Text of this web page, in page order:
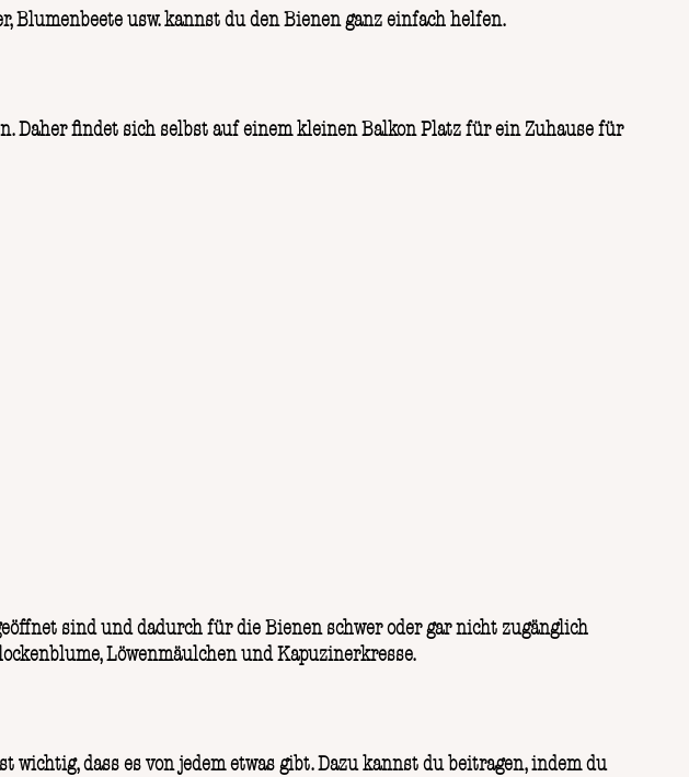
Blumenbeete usw. kannst du den Bienen ganz einfach helfen.
Daher findet sich selbst auf einem kleinen Balkon Platz für ein Zuhause für
sind und dadurch für die Bienen schwer oder gar nicht zugänglich
Löwenmäulchen und Kapuzinerkresse.
dass es von jedem etwas gibt. Dazu kannst du beitragen, indem du